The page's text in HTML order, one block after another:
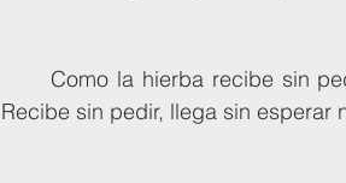
      Como la hierba recibe sin pedir, mientras el agua llega sin esperar  nada a cambio.
Recibe sin pedir, llega sin esperar